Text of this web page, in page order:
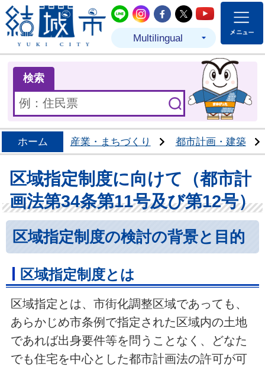
結城市公式LINE
結城市公式Instagram
結城市公式
結城市公式
結城市
Multilingual
検索
ホーム 産業・まちづくり 都市計画・建築
区域指定制度に向けて（都市計
画法第34条第11号及び第12号）
区域指定制度の検討の背景と目的
区域指定制度とは
区域指定とは、市街化調整区域であっても、
あらかじめ市条例で指定された区域内の土地
であれば出身要件等を問うことなく、どなた
でも住宅を中心とした都市計画法の許可が可